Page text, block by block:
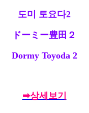
도미 토요다2
ドーミー豊田２
Dormy Toyoda 2
➡상세보기